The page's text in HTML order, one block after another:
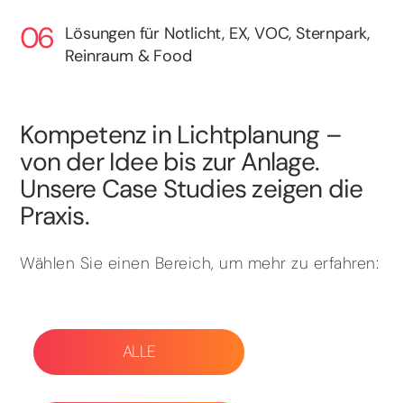
Lösungen für Notlicht, EX, VOC, Sternpark,
Reinraum & Food
Kompetenz in Lichtplanung –
von der Idee bis zur Anlage.
Unsere Case Studies zeigen die
Praxis.
Wählen Sie einen Bereich, um mehr zu erfahren:
ALLE